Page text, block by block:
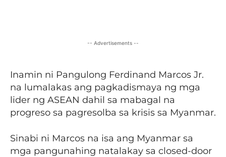
-- Advertisements --
Inamin ni Pangulong Ferdinand Marcos Jr.
na lumalakas ang pagkadismaya ng mga
lider ng ASEAN dahil sa mabagal na
progreso sa pagresolba sa krisis sa Myanmar.
Sinabi ni Marcos na isa ang Myanmar sa
mga pangunahing natalakay sa closed-door